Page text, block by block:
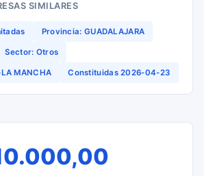
SIMILARES
Provincia: GUADALAJARA
Sector: Otros
MANCHA Constituidas 2026-04-23